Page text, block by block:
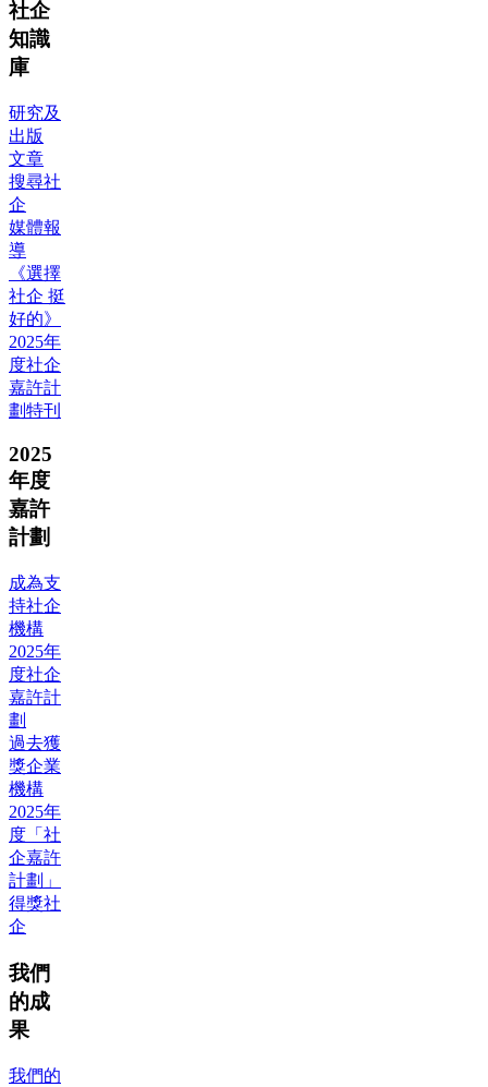
社企
知識
庫
研究及
出版
文章
搜尋社
企
媒體報
導
《選擇
社企 挺
好的》
2025年
度社企
嘉許計
劃特刊
2025
年度
嘉許
計劃
成為支
持社企
機構
2025年
度社企
嘉許計
劃
過去獲
獎企業
機構
2025年
度「社
企嘉許
計劃」
得獎社
企
我們
的成
果
我們的